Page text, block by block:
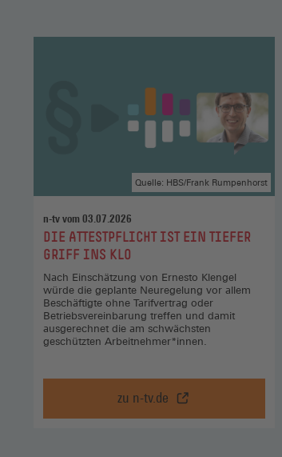
n-tv vom 03.07.2026
:DIE ATTESTPFLICHT IST EIN TIEFER
GRIFF INS KLO
Quelle: HBS/Frank Rumpenhorst
Nach Einschätzung von Ernesto Klengel
würde die geplante Neuregelung vor allem
Beschäftigte ohne Tarifvertrag oder
Betriebsvereinbarung treffen und damit
ausgerechnet die am schwächsten
geschützten Arbeitnehmer*innen.
zu n-tv.de
Die
Attestpflicht